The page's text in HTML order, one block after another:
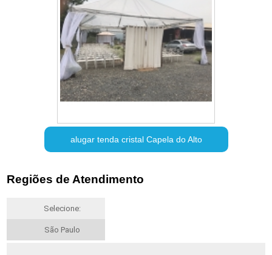
alugar tenda cristal Capela do Alto
Regiões de Atendimento
Selecione:
São Paulo